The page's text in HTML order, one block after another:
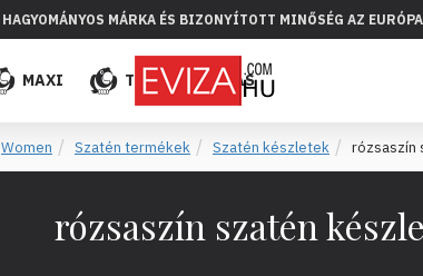
HAGYOMÁNYOS MÁRKA ÉS BIZONYÍTOTT MINŐSÉG AZ
MAXI TÖBB ELADÁS
Women Szatén termékek Szatén készletek rózsaszín
rózsaszín szatén